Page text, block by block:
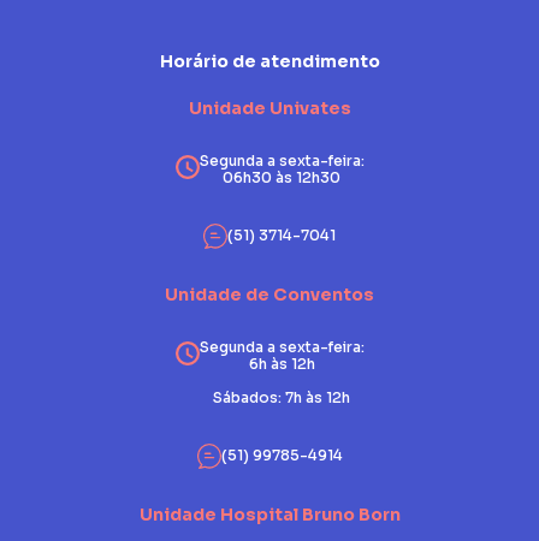
Horário de atendimento
Unidade Univates
Segunda a sexta-feira:
06h30 às 12h30
(51) 3714-7041
Unidade de Conventos
Segunda a sexta-feira:
6h às 12h
Sábados: 7h às 12h
(51) 99785-4914
Unidade Hospital Bruno Born